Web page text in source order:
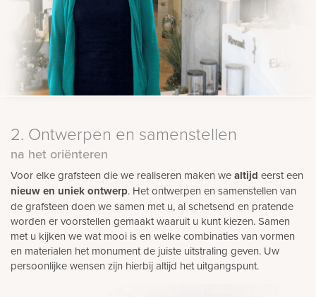
2. Ontwerpen en samenstellen
na het oriënteren
Voor elke grafsteen die we realiseren maken wealtijd eerst een
nieuw en uniek ontwerp. Het ontwerpen en samenstellen van
de grafsteen doen we samen met u, al schetsend en pratende
worden er voorstellen gemaakt waaruit u kunt kiezen. Samen
met u kijken we wat mooi is en welke combinaties van vormen
en materialen het monument de juiste uitstraling geven. Uw
persoonlijke wensen zijn hierbij altijd het uitgangspunt.